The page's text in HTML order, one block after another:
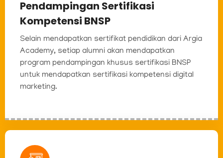
Pendampingan Sertifikasi
Kompetensi BNSP
Selain mendapatkan sertifikat pendidikan dari Argia
Academy, setiap alumni akan mendapatkan
program pendampingan khusus sertifikasi BNSP
untuk mendapatkan sertifikasi kompetensi digital
marketing.